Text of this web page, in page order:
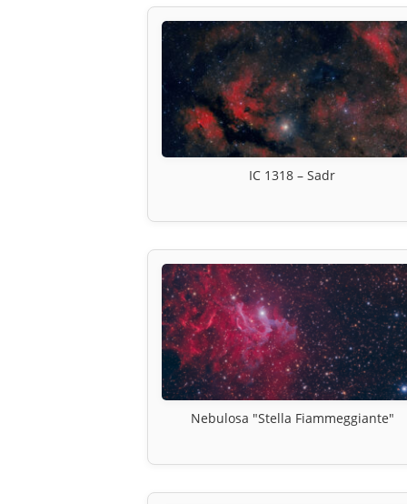
IC 1318 – Sadr
Nebulosa "Stella Fiammeggiante"